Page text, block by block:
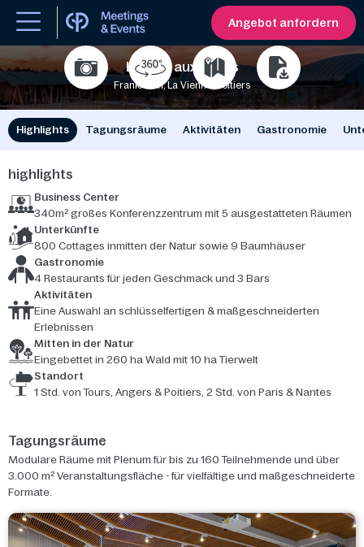
Angebot anfordern
Le Bois aux Daims
Frankreich, La Vienne, Poitiers
Highlights Tagungsräume Aktivitäten Gastronomie
highlights
Business Center
340m² großes Konferenzzentrum mit 5 ausgestatteten Räumen
Unterkünfte
800 Cottages inmitten der Natur sowie 9 Baumhäuser
Gastronomie
4 Restaurants für jeden Geschmack und 3 Bars
Aktivitäten
Eine Auswahl an schlüsselfertigen & maßgeschneiderten
Erlebnissen
Mitten in der Natur
Eingebettet in 260 ha Wald mit 10 ha Tierwelt
Standort
1 Std. von Tours, Angers & Poitiers, 2 Std. von Paris & Nantes
Tagungsräume
Modulare Räume mit Plenum für bis zu 160 Teilnehmende und über
3.000 m² Veranstaltungsfläche - für vielfältige und maßgeschneiderte
Formate.